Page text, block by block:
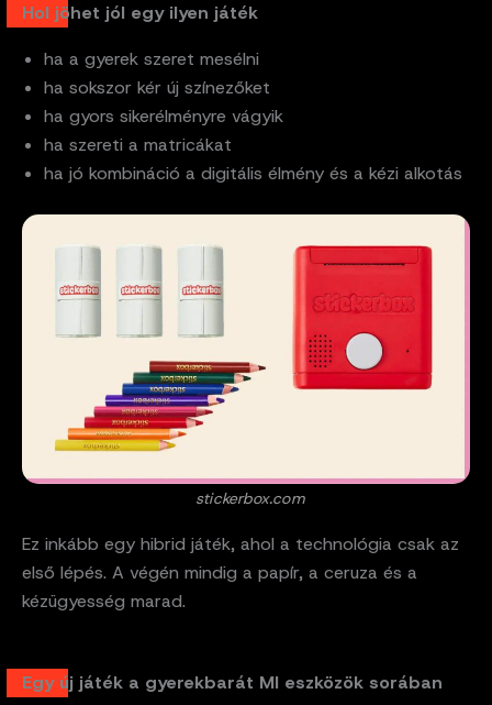
Hol jöhet jól egy ilyen játék
ha a gyerek szeret mesélni
ha sokszor kér új színezőket
ha gyors sikerélményre vágyik
ha szereti a matricákat
ha jó kombináció a digitális élmény és a kézi alkotás
stickerbox.com
Ez inkább egy hibrid játék, ahol a technológia csak az
első lépés. A végén mindig a papír, a ceruza és a
kézügyesség marad.
Egy új játék a gyerekbarát MI eszközök sorában